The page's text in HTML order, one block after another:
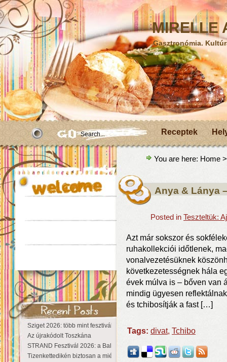
MIRELLE
Gasztronómia.
Receptek
Sziget 2026: több mint fesztivál, egy városnyi élmény
Az újrakódolt Toszkána
STRAND Fesztivál 2026: a Balaton partján a nyár még tart!
Tizenkettedikén biztosan a miénk a Sziget!
You are here: Home
Anya & Lánya
Posted in Teszteltük:
Azt már sokszor és
ruhakollekciói időtlenek,
vonalvezetésüknek
következetességnek hála
évek múlva is – bőven van
mindig ügyesen
és tchibosítják a fast […]
Tags: divat, Tchibo